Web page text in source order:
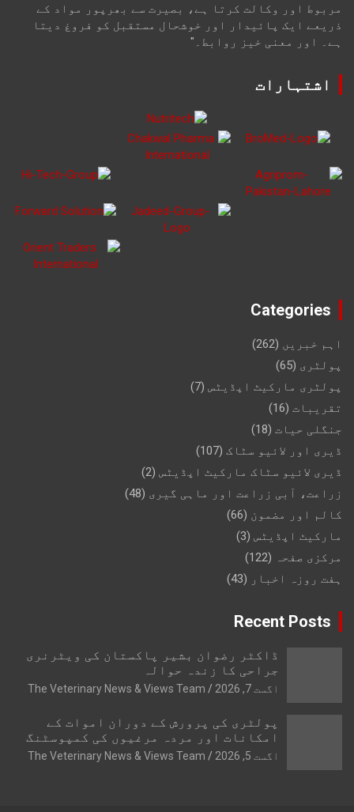
مربوط اور وکالت کرتا ہے، بصیرت سے بھرپور مواد کے
ذریعے ایک پائیدار اور خوشحال مستقبل کو فروغ دیتا
ہے۔ اور معنی خیز روابط۔"
اشتہارات
Categories
اہم خبریں (262)
پولٹری (65)
پولٹری مارکیٹ اپڈیٹس (7)
تقریبات (16)
جنگلی حیات (18)
ڈیری اور لائیو سٹاک (107)
ڈیری لائیو سٹاک مارکیٹ اپڈیٹس (2)
زراعت، آبی زراعت اور ماہی گیری (48)
کالم اور مضمون (66)
مارکیٹ اپڈیٹس (3)
مرکزی صفحہ (122)
ہفت روزہ اخبار (43)
Recent Posts
ڈاکٹر رضوان بشیر پاکستان کی ویٹرنری
جراحی کا زندہ حوالہ
اگست 7, 2026 The Veterinary News & Views Team
پولٹری کی پرورش کے دوران اموات کے
امکانات اور مردہ مرغیوں کی کمپوسٹنگ
اگست 5, 2026 The Veterinary News & Views Team